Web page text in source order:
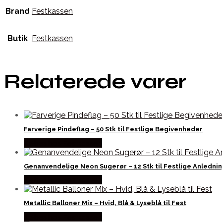
Brand Festkassen
Butik Festkassen
Relaterede varer
Farverige Pindeflag – 50 Stk til Festlige Begivenheder
Genanvendelige Neon Sugerør – 12 Stk til Festlige
Metallic Balloner Mix – Hvid, Blå & Lyseblå til Fest